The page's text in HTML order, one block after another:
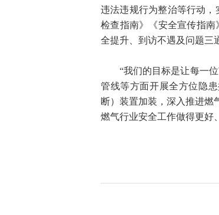
违法违规行为整治等行动
检查指南》《安全宣传指
全提升、到访不遇及问题三
“我们的目标是让每一
管线等方面开展全方位隐
断）装置加装，深入推进燃
燃气行业安全工作做得更好